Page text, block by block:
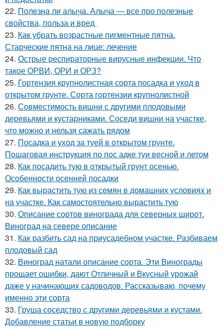
22. Полезна ли алыча. Алыча — все про полезные
свойства, польза и вред
23. Как убрать возрастные пигментные пятна.
Старческие пятна на лице: лечение
24. Острые респираторные вирусные инфекции. Что
такое ОРВИ, ОРИ и ОРЗ?
25. Гортензия крупнолистная сорта посадка и уход в
открытом грунте. Сорта гортензии крупнолистной
26. Совместимость вишни с другими плодовыми
деревьями и кустарниками. Соседи вишни на участке,
что можно и нельзя сажать рядом
27. Посадка и уход за туей в открытом грунте.
Пошаговая инструкция по пос адке туи весной и летом
28. Как посадить тую в открытый грунт осенью.
Особенности осенней посадки
29. Как вырастить тую из семян в домашних условиях и
на участке. Как самостоятельно вырастить тую
30. Описание сортов винограда для северных широт.
Виноград на севере описание
31. Как разбить сад на приусадебном участке. Разбиваем
плодовый сад
32. Виноград натали описание сорта. Эти Винограды
прощает ошибки, дают Отличный и Вкусный урожай
даже у начинающих садоводов. Рассказываю, почему
именно эти сорта
33. Груша соседство с другими деревьями и кустами.
Добавление статьи в новую подборку